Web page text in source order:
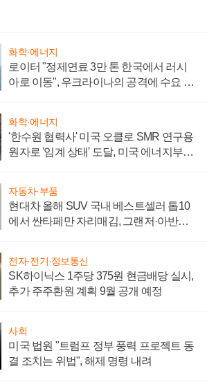
화학·에너지
로이터 "정제연료 3만 톤 한국에서 러시
아로 이동", 우크라이나의 공격에 수요 늘
화학·에너지
'한수원 협력사' 미국 오클로 SMR 연구용
원자로 '임계 상태' 도달, 미국 에너지부
자동차·부품
현대차 올해 SUV 국내 베스트셀러 톱10
에서 싼타페만 자리매김, 그랜저·아반떼
전자·전기·정보통신
SK하이닉스 1주당 375원 현금배당 실시,
추가 주주환원 계획 9월 공개 예정
사회
미국 법원 "트럼프 정부 풍력 프로젝트 동
결 조치는 위법", 해제 명령 내려